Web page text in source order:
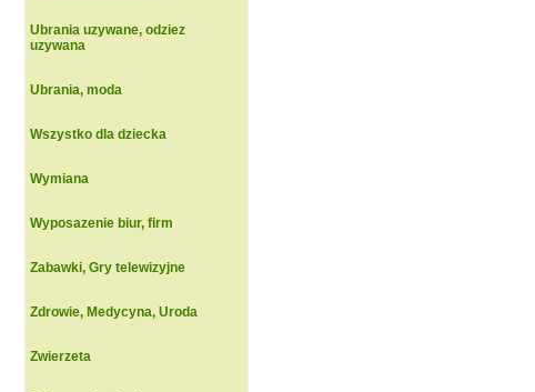
Ubrania uzywane, odziez
uzywana
Ubrania, moda
Wszystko dla dziecka
Wymiana
Wyposazenie biur, firm
Zabawki, Gry telewizyjne
Zdrowie, Medycyna, Uroda
Zwierzeta